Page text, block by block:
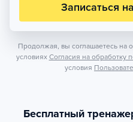
Записаться
Продолжая, вы соглашаетесь на
условиях Согласия на обработку
условия
Бесплатный